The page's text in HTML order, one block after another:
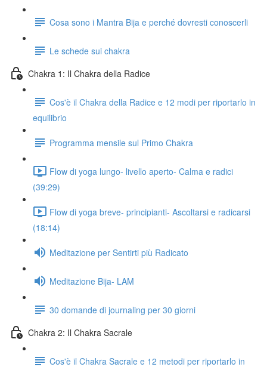
Cosa sono i Mantra Bija e perché dovresti conoscerli
Le schede sui chakra
Chakra 1: Il Chakra della Radice
Cos'è il Chakra della Radice e 12 modi per riportarlo in
equilibrio
Programma mensile sul Primo Chakra
Flow di yoga lungo- livello aperto- Calma e radici
(39:29)
Flow di yoga breve- principianti- Ascoltarsi e radicarsi
(18:14)
Meditazione per Sentirti più Radicato
Meditazione Bija- LAM
30 domande di journaling per 30 giorni
Chakra 2: Il Chakra Sacrale
Cos'è il Chakra Sacrale e 12 metodi per riportarlo in